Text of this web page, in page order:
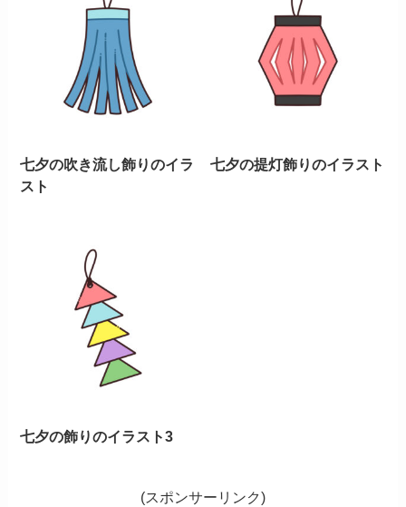
七夕の吹き流し飾りのイラ
スト
七夕の提灯飾りのイラスト
七夕の飾りのイラスト3
(スポンサーリンク)